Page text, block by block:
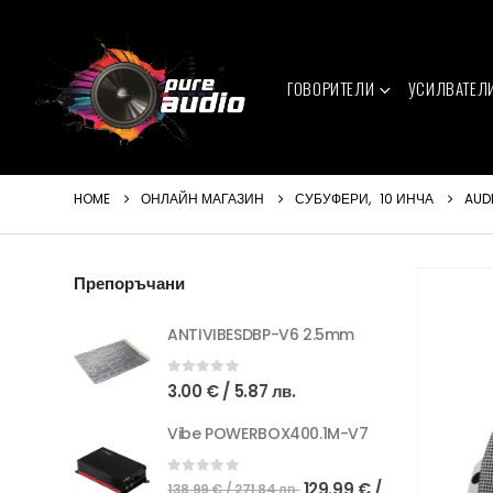
ГОВОРИТЕЛИ
HOME ОНЛАЙН МАГАЗИН СУБУФЕРИ, 10 ИНЧА
Препоръчани
ANTIVIBESDBP-V6 2.5mm
0out of 5
3.00 €/ 5.87 лв.
Vibe POWERBOX400.1M-V7
0out of 5
138.99€/ 271.84 лв.Original